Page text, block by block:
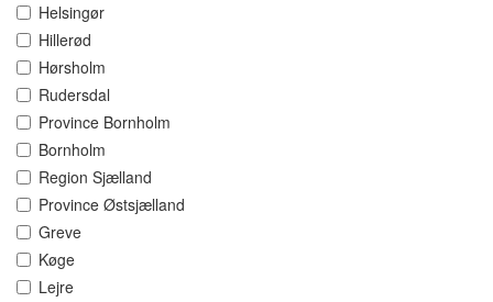
Helsingør
Hillerød
Hørsholm
Rudersdal
Province Bornholm
Bornholm
Region Sjælland
Province Østsjælland
Greve
Køge
Lejre